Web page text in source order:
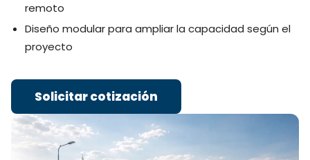
remoto
Diseño modular para ampliar la capacidad según el
proyecto
Solicitar cotización